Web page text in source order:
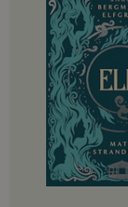
De utvalda ska
gymnasiet. Hela
de hållit andan i
demonernas nästa
kommer från ett
kunnat förutse.
uppenbart att
väldigt fel i
förflutna vävs
levande möter de
knyts allt tätare
påminns återigen
kan lindra olycklig